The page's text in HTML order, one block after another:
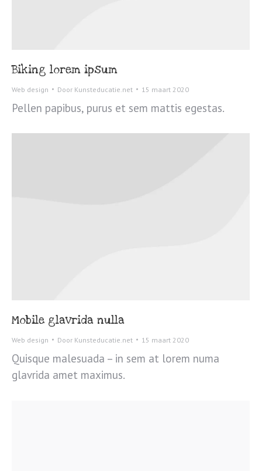
Biking lorem ipsum
Web design Door Kunsteducatie.net 15 maart 2020
Pellen papibus, purus et sem mattis egestas.
Mobile glavrida nulla
Web design Door Kunsteducatie.net 15 maart 2020
Quisque malesuada – in sem at lorem numa
glavrida amet maximus.